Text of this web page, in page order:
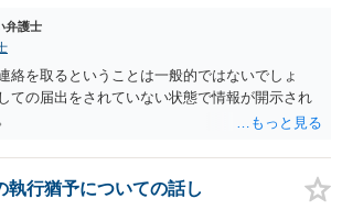
弁護士
絡を取るということは一般的ではないでしょ
ての届出をされていない状態で情報が開示され
執行猶予についての話し